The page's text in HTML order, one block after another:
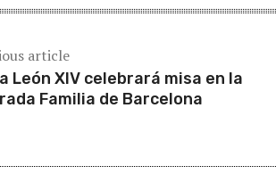
article
León XIV celebrará misa en la
Familia de Barcelona